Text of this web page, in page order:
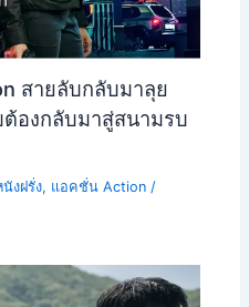
สายลับกลับมาลุย
องกลับมาสู่สนามรบ
นังฝรั่ง, แอคชั่น Action /